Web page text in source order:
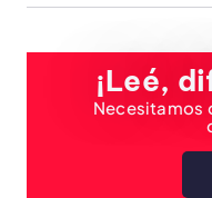
¡Leé,
Necesitamos